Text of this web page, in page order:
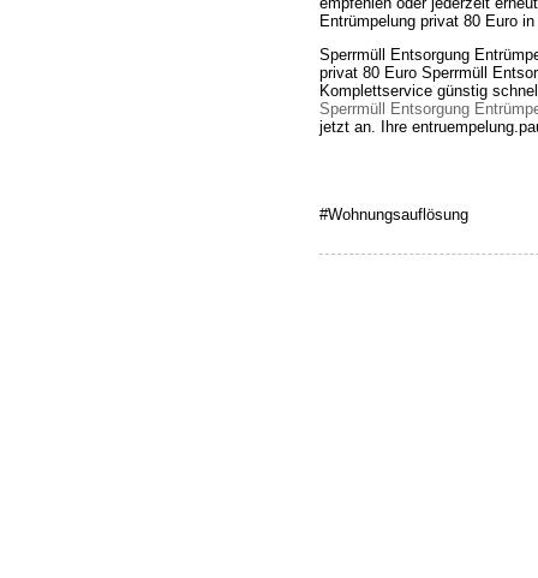
Entrümpelung privat 80 Euro
Sperrmüll Entsorgung
privat 80 Euro Sperrmüll
Komplettservice günstig
Sperrmüll Entsorgung
jetzt an. Ihre
#Wohnungsauflösung